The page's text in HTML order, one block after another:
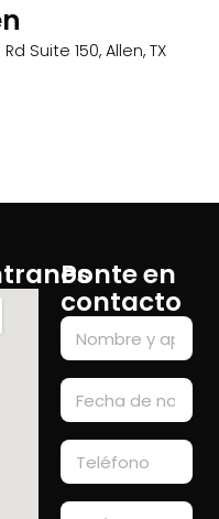
Suite 150, Allen, TX
Ponte en
contacto